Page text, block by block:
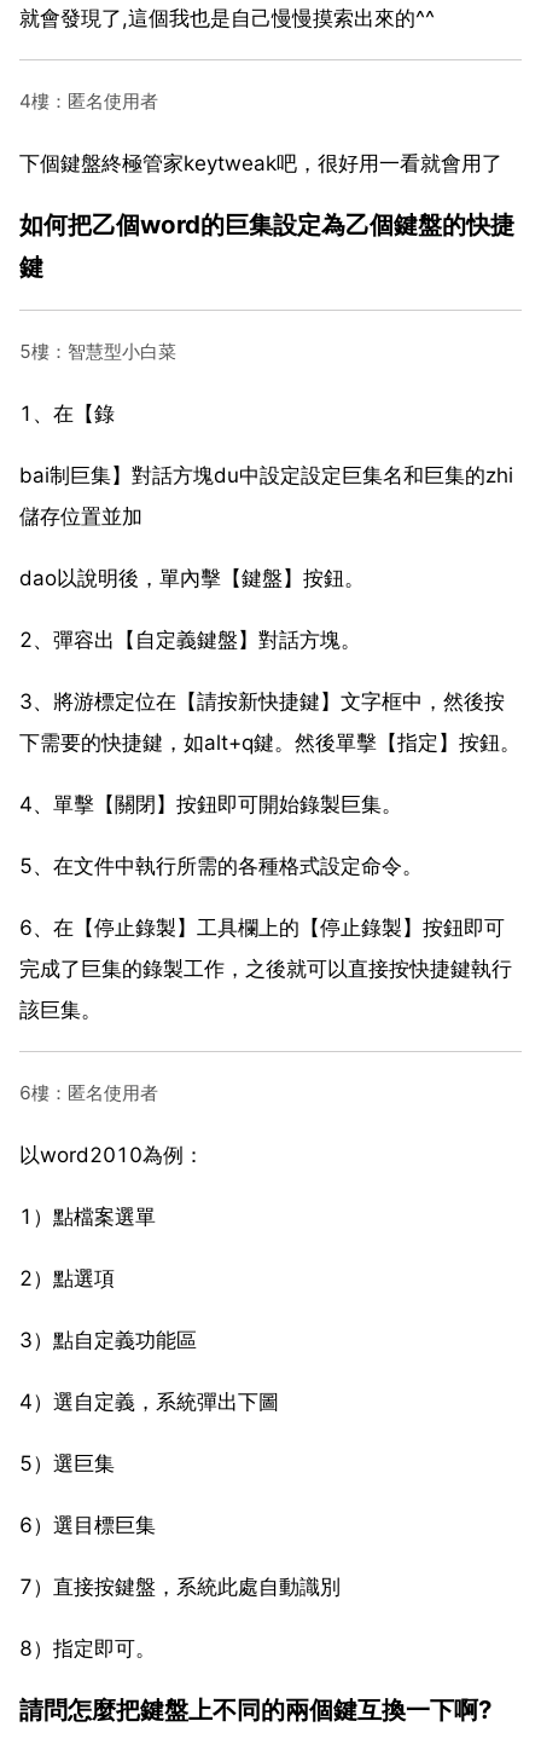
就會發現了,這個我也是自己慢慢摸索出來的^^
4樓：匿名使用者
下個鍵盤終極管家keytweak吧，很好用一看就會用了
如何把乙個word的巨集設定為乙個鍵盤的快捷
鍵
5樓：智慧型小白菜
1、在【錄
bai制巨集】對話方塊du中設定設定巨集名和巨集的zhi
儲存位置並加
dao以說明後，單內擊【鍵盤】按鈕。
2、彈容出【自定義鍵盤】對話方塊。
3、將游標定位在【請按新快捷鍵】文字框中，然後按
下需要的快捷鍵，如alt+q鍵。然後單擊【指定】按鈕。
4、單擊【關閉】按鈕即可開始錄製巨集。
5、在文件中執行所需的各種格式設定命令。
6、在【停止錄製】工具欄上的【停止錄製】按鈕即可
完成了巨集的錄製工作，之後就可以直接按快捷鍵執行
該巨集。
6樓：匿名使用者
以word2010為例：
1）點檔案選單
2）點選項
3）點自定義功能區
4）選自定義，系統彈出下圖
5）選巨集
6）選目標巨集
7）直接按鍵盤，系統此處自動識別
8）指定即可。
請問怎麼把鍵盤上不同的兩個鍵互換一下啊?